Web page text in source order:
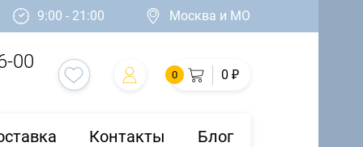
9:00 - 21:00 Москва и МО
00
0 0 ₽
Контакты Блог